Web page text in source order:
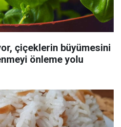
çiçeklerin büyümesini
önleme yolu